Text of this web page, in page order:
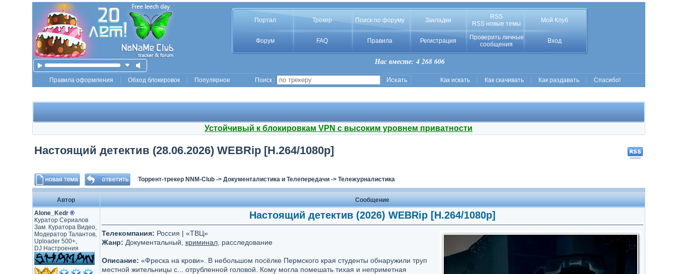
Портал Трекер Поиск по форуму Закладки
RSS
RSS новые темы
Мой Клуб
Форум FAQ Правила Регистрация
Проверить личные
сообщения
Вход
Нас вместе: 4 268 606
Правила оформления Обход блокировок Популярное Поиск : Как искать Как скачивать Как раздавать Спасибо!
Устойчивый к блокировкам VPN с высоким уровнем приватности
Настоящий детектив (28.06.2026) WEBRip [H.264/1080p]
Торрент-трекер NNM-Club-> Документалистика и Телепередачи-> Тележурналистика
Автор
Сообщение
Alone_Kedr ®
Куратор Сериалов
Зам. Куратора Видео,
Модератор Талантов,
Uploader 500+,
DJ Настроения
Настоящий детектив (2026) WEBRip [H.264/1080p]
Телекомпания: Россия | «ТВЦ»
Жанр: Документальный, криминал, расследование
Описание: «Фреска на крови». В небольшом посёлке Пермского края студенты обнаружили труп
местной жительницы с... отрубленной головой. Кому могла помешать тихая и неприметная